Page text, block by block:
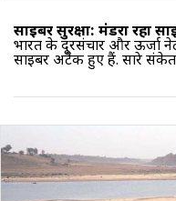
साइबर सुरक्षा: मंडरा रहा
भारत के दूरसंचार और ऊर्जा
साइबर अटैक हुए हैं. सारे